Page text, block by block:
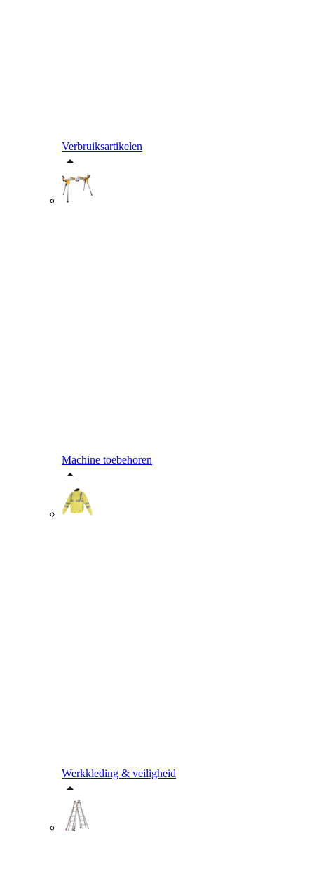
Verbruiksartikelen
Machine toebehoren
Werkkleding & veiligheid